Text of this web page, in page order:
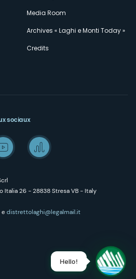
Media Room
Archives « Laghi e Monti Today »
Credits
Italia 26 - 28838 Stresa VB - Italy
edistrettolaghi@legalmail.it
sociaux